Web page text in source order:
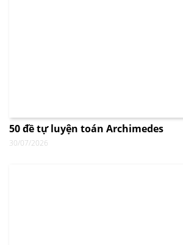
50 đề tự luyện toán Archimedes
30/07/2026